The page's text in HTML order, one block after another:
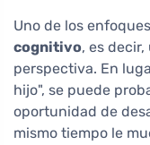
Uno de los
cognitivo, es
perspectiva. En
hijo", se puede
oportunidad de
mismo tiempo le